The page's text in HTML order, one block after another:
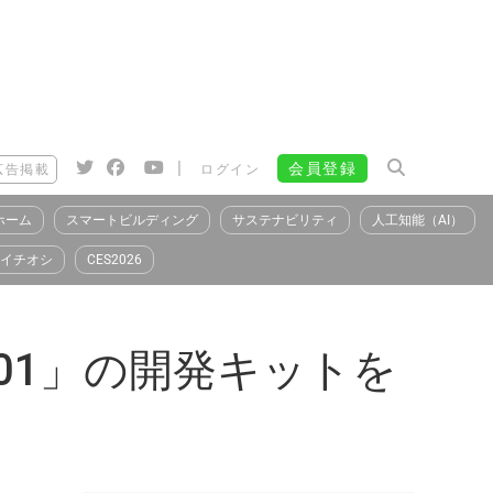
告掲載 | ログイン 会員登録
ーム スマートビルディング サステナビリティ 人工知能（AI）
イチオシ CES2026
」の開発キットを